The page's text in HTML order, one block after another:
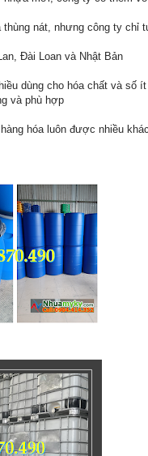
thùng nát, nhưng công ty
Đài Loan và Nhật Bản
dùng cho hóa chất và số
và phù hợp
hóa luôn được nhiều